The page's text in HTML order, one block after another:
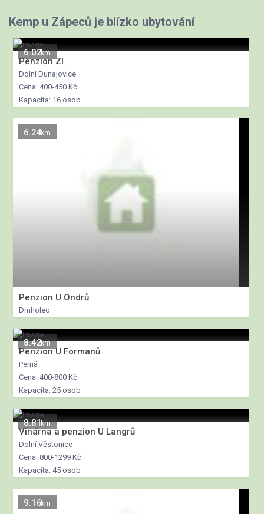
Kemp u Zápeců je blízko ubytování
6.02km
Penzion ZI
Dolní Dunajovice
Cena: 400-450 Kč
Kapacita: 16 osob
6.24km
Penzion U Ondrů
Drnholec
8.42km
Penzion U Formanů
Perná
Cena: 400-800 Kč
Kapacita: 25 osob
8.81km
Vinárna a penzion U Langrů
Dolní Věstonice
Cena: 800-1299 Kč
Kapacita: 45 osob
9.16km